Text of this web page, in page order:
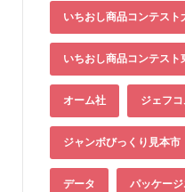
いちおし商品コンテスト
いちおし商品コンテスト
オーム社 ジェフ
ジャンボびっくり見本市
データ パッケー